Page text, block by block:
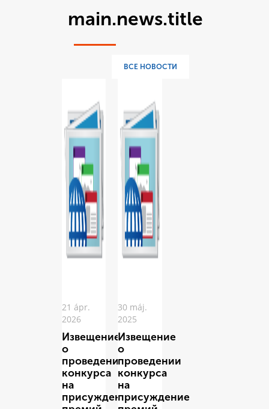
main.news.title
ВСЕ НОВОСТИ
21 ápr.
2026
Извещение
о
проведении
конкурса
на
присуждение
30 máj.
2025
Извещение
о
проведении
конкурса
на
присуждение